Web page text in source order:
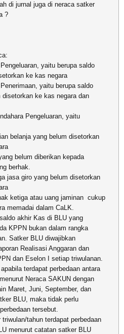
di jurnal juga di neraca satker
?
yaitu berupa saldo
ke kas negara
yaitu berupa saldo
disetorkan ke kas negara dan
Pengeluaran, yaitu
belanja yang belum disetorkan
belum diberikan kepada
berhak.
jasa giro yang belum disetorkan
ketiga atau uang jaminan cukup
memadai dalam CaLK.
akhir Kas di BLU yang
KPPN bukan dalam rangka
Satker BLU diwajibkan
Realisasi Anggaran dan
dan Eselon I setiap triwulanan.
terdapat perbedaan antara
Neraca SAKUN dengan
Maret, Juni, September, dan
BLU, maka tidak perlu
tersebut.
tahun terdapat perbedaan
menurut catatan satker BLU